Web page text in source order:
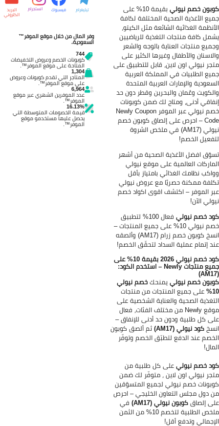
خصم نيولي
بقيمة 10% على
الأغذية الصحية المختلفة لكافة
الغذائية الشائعة مثل الكيتو،
كافة منتجات التغذية للرياضيين
منتجات العناية بالوجه والشعر
والأطفال وغيرها الكثير على
نيولي اون لاين، قابل للتطبيق على
الطلبيات في المملكة العربية
والإمارات العربية المتحدة
وعُمان والبحرين وقطر دون حد
أدنى، ومتاح لك ضمن كوبونات
خصم نيولي عبر الموفر Newly Coupon
Code – احرص على إلصاق كوبون خصم
نيولي (AM17) في ملخص الشروة
الخصم!
افضل الأغذية الصحية من أشهر
العالمية على موقع نيولي
نظامك الغذائي بامتياز بأقل
ممكنة حصريًا مع عروض نيولي
الموفر – اكتشف اقوى اكواد خصم
الآن!
خصم نيولي
فعال 100% لتطبيق
خصم نيولي 10% على جميع المنتجات –
انسخ كوبون خصم زرام (AM17) وألصقه
إتمام عملية السداد لتحقّق الخصم!
كود خصم نيولي 2026 بقيمة 10% على
جميع منتجات Newly – استخدم الكود:
خصم نيولييمنحكخصم نيولي
على جميع المنتجات من منتجات
الصحية والعناية الشخصية على
موقع Newly من مختلف الفئات، فعال
كل طلبية ودون حد أدنى للإنفاق –
كود نيولي (AM17) ثم ألصق كوبون
عند الدفع لتطبّق الخصم وتوفّر
خصم نيوليعلى كل طلبية من
نيولي اون لاين ، متوفّر لك ضمن
خصم نيولي لجميع المتسوّقين
دول مجلس التعاون الخليجي – احرص
إلصاقكوبون نيولي (AM17) في
ملخص الطلبية لتخصم 10% من الثمن
وتدفع أقل!
تيليغرام فيسبوك انستجرام البريد
الكتروني
وفر المال من خلال موقع الموفر™
السعودية.
744
كوبونات الخصم وعروض التخفيضات
المتاحة على موقع الموفر™.
1,304
المتاجر التي تقدم كوبونات وعروض
على موقع الموفر™.
6,964
عدد الموفرين الشهري عبر موقع
الموفر™.
16.13%
قيمة الخصومات المتوسطة التي
يحصل عليها مستخدمو موقع
الموفر™.